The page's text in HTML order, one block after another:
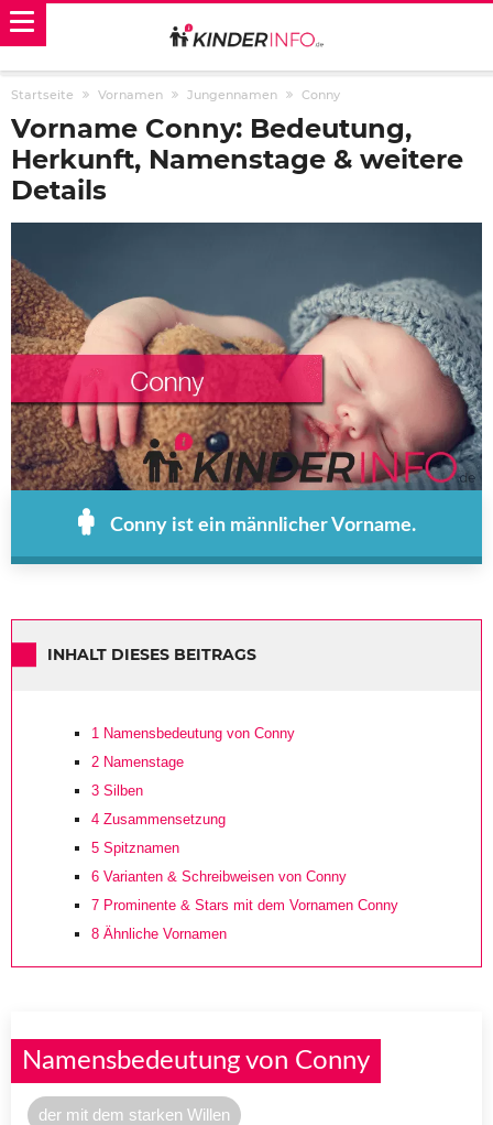
Startseite Vornamen Jungennamen Conny
Vorname Conny: Bedeutung,
Herkunft, Namenstage & weitere
Details
Conny ist ein männlicher Vorname.
INHALT DIESES BEITRAGS
1 Namensbedeutung von Conny
2 Namenstage
3 Silben
4 Zusammensetzung
5 Spitznamen
6 Varianten & Schreibweisen von Conny
7 Prominente & Stars mit dem Vornamen Conny
8 Ähnliche Vornamen
Namensbedeutung von Conny
der mit dem starken Willen